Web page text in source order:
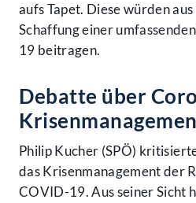
aufs Tapet. Diese würden
Schaffung einer
19 beitragen.
Debatte über
Philip Kucher (SPÖ)
das Krisenmanagement der
COVID-19. Aus seiner Sicht